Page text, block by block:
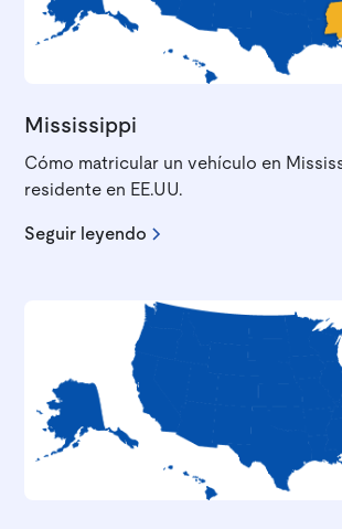
Mississippi
Cómo matricular un vehículo en
residente en EE.UU.
Seguir leyendo